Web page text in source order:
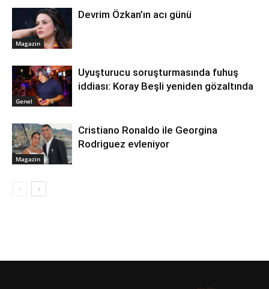
Magazin
Devrim Özkan’ın acı günü
Genel
Uyuşturucu soruşturmasında fuhuş
iddiası: Koray Beşli yeniden gözaltında
Magazin
Cristiano Ronaldo ile Georgina
Rodriguez evleniyor